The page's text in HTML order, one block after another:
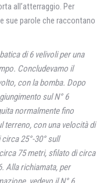
all’atterraggio. Per
sue parole che raccontano
di 6 velivoli per una
Concludevamo il
con la bomba. Dopo
sul N° 6
normalmente fino
terreno, con una velocità di
25°-30° sull
75 metri, sfilato di circa
Alla richiamata, per